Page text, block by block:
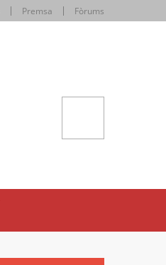
Premsa Fòrums